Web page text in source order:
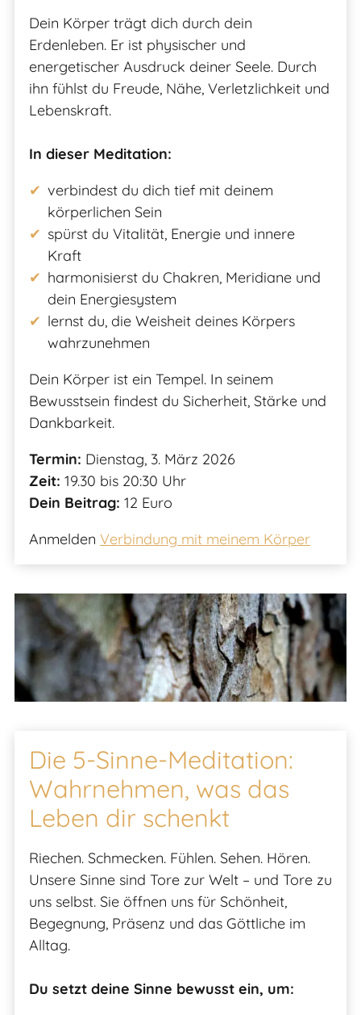
Dein Körper trägt dich durch dein
Erdenleben. Er ist physischer und
energetischer Ausdruck deiner Seele. Durch
ihn fühlst du Freude, Nähe, Verletzlichkeit und
Lebenskraft.
In dieser Meditation:
verbindest du dich tief mit deinem
körperlichen Sein
spürst du Vitalität, Energie und innere
Kraft
harmonisierst du Chakren, Meridiane und
dein Energiesystem
lernst du, die Weisheit deines Körpers
wahrzunehmen
Dein Körper ist ein Tempel. In seinem
Bewusstsein findest du Sicherheit, Stärke und
Dankbarkeit.
Termin: Dienstag, 3. März 2026
Zeit: 19.30 bis 20:30 Uhr
Dein Beitrag: 12 Euro
Anmelden Verbindung mit meinem Körper
Die 5-Sinne-Meditation:
Wahrnehmen, was das
Leben dir schenkt
Riechen. Schmecken. Fühlen. Sehen. Hören.
Unsere Sinne sind Tore zur Welt – und Tore zu
uns selbst. Sie öffnen uns für Schönheit,
Begegnung, Präsenz und das Göttliche im
Alltag.
Du setzt deine Sinne bewusst ein, um: